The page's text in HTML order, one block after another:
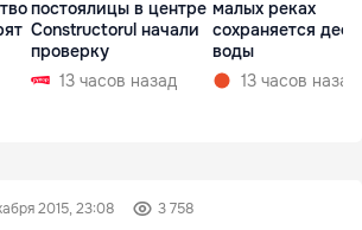
постоялицы в центре
Constructorul начали
проверку
13 часов назад
малых реках
сохраняется
воды
13 часов назад
2015, 23:08 3 758